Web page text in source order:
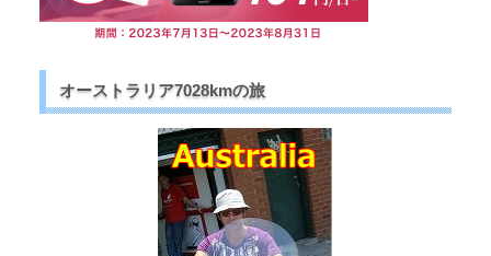
オーストラリア7028kmの旅